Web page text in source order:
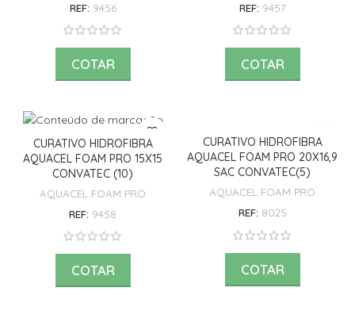
REF: 9456
COTAR
REF: 9457
COTAR
CURATIVO HIDROFIBRA
AQUACEL FOAM PRO 15X15
CONVATEC (10)
AQUACEL FOAM PRO
REF: 9458
COTAR
CURATIVO HIDROFIBRA
AQUACEL FOAM PRO 20X16,9
SAC CONVATEC(5)
AQUACEL FOAM PRO
REF: 8025
COTAR